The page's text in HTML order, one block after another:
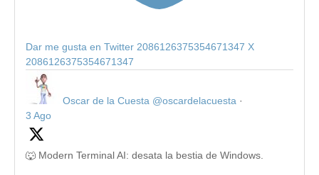
Dar me gusta en Twitter 2086126375354671347 X
2086126375354671347
Oscar de la Cuesta @oscardelacuesta ·
3 Ago
🐺 Modern Terminal AI: desata la bestia de Windows.